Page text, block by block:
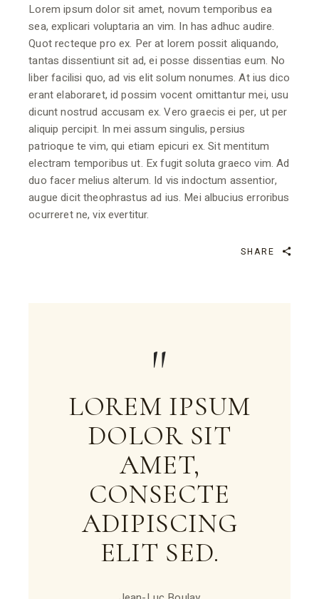
Lorem ipsum dolor sit amet, novum temporibus ea
sea, explicari voluptaria an vim. In has adhuc audire.
Quot recteque pro ex. Per at lorem possit aliquando,
tantas dissentiunt sit ad, ei posse dissentias eum. No
liber facilisi quo, ad vis elit solum nonumes. At ius dico
erant elaboraret, id possim vocent omittantur mei, usu
dicunt nostrud accusam ex. Vero graecis ei per, ut per
aliquip percipit. In mei assum singulis, persius
patrioque te vim, qui etiam epicuri ex. Sit mentitum
electram temporibus ut. Ex fugit soluta graeco vim. Ad
duo facer melius alterum. Id vis indoctum assentior,
augue dicit theophrastus ad ius. Mei albucius erroribus
ocurreret ne, vix evertitur.
SHARE
LOREM IPSUM
DOLOR SIT
AMET,
CONSECTE
ADIPISCING
ELIT SED.